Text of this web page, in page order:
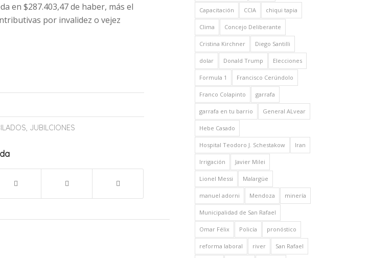
en $287.403,47 de haber, más el
por invalidez o vejez
, JUBILCIONES
Capacitación CCIA chiqui tapia
Clima Concejo Deliberante
Cristina Kirchner Diego Santilli
dolar Donald Trump Elecciones
Formula 1 Francisco Cerúndolo
Franco Colapinto garrafa
garrafa en tu barrio General ALvear
Hebe Casado
Hospital Teodoro J. Schestakow Iran
Irrigación Javier Milei
Lionel Messi Malargüe
manuel adorni Mendoza minería
Municipalidad de San Rafael
Omar Félix Policía pronóstico
reforma laboral river San Rafael